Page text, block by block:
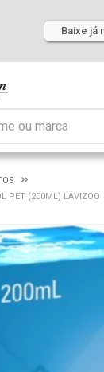
Baixe já
PET (200ML) LAVIZOO